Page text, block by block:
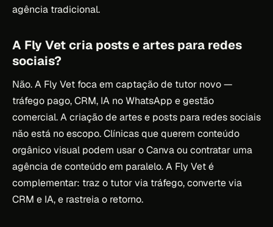
agência tradicional.
A Fly Vet cria posts e artes para redes
sociais?
Não. A Fly Vet foca em captação de tutor novo —
tráfego pago, CRM, IA no WhatsApp e gestão
comercial. A criação de artes e posts para redes sociais
não está no escopo. Clínicas que querem conteúdo
orgânico visual podem usar o Canva ou contratar uma
agência de conteúdo em paralelo. A Fly Vet é
complementar: traz o tutor via tráfego, converte via
CRM e IA, e rastreia o retorno.